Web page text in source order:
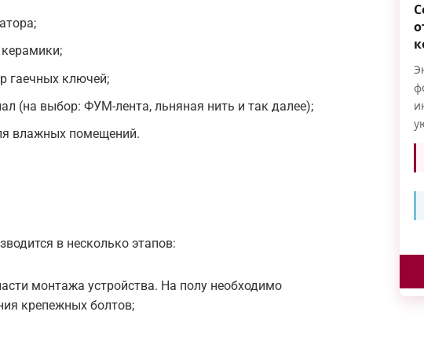
гаечных ключей;
(на выбор: ФУМ-лента, льняная нить и так далее);
влажных помещений.
в несколько этапов:
монтажа устройства. На полу необходимо
крепежных болтов;